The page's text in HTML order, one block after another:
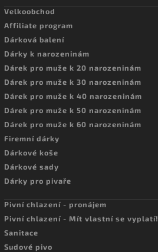
Velkoobchod
Affiliate program
Dárková balení
Dárky k narozeninám
Dárek pro muže k 20 narozeninám
Dárek pro muže k 30 narozeninám
Dárek pro muže k 40 narozeninám
Dárek pro muže k 50 narozeninám
Dárek pro muže k 60 narozeninám
Firemní dárky
Dárkové koše
Dárkové sady
Dárky pro pivaře
Pivní chlazení - pronájem
Pivní chlazení - Mít vlastní se vyplatí!
Sanitace
Sudové pivo